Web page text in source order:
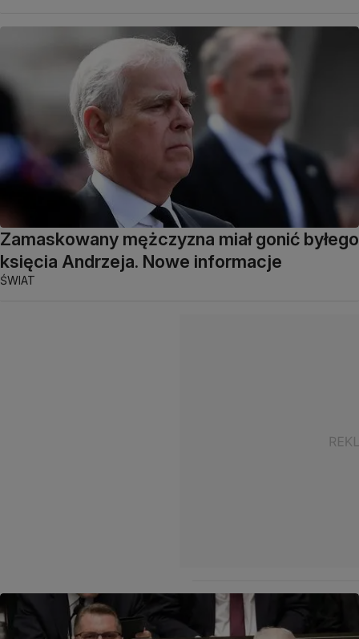
Zamaskowany mężczyzna miał gonić byłego
księcia Andrzeja. Nowe informacje
ŚWIAT